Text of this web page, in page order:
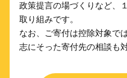
政策提言の場づくりなど、
取り組みです。
なお、ご寄付は控除対象で
志にそった寄付先の相談も